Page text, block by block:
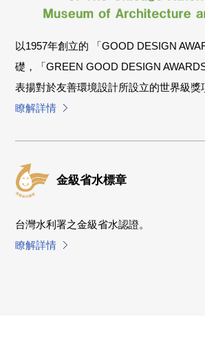
以1957年創立的 「GOOD DESIGN
礎，「GREEN GOOD DESIGN
表揚對於友善環境設計所設立的世界級獎
瞭解詳情
金級省水標章
台灣水利署之金級省水認證。
瞭解詳情